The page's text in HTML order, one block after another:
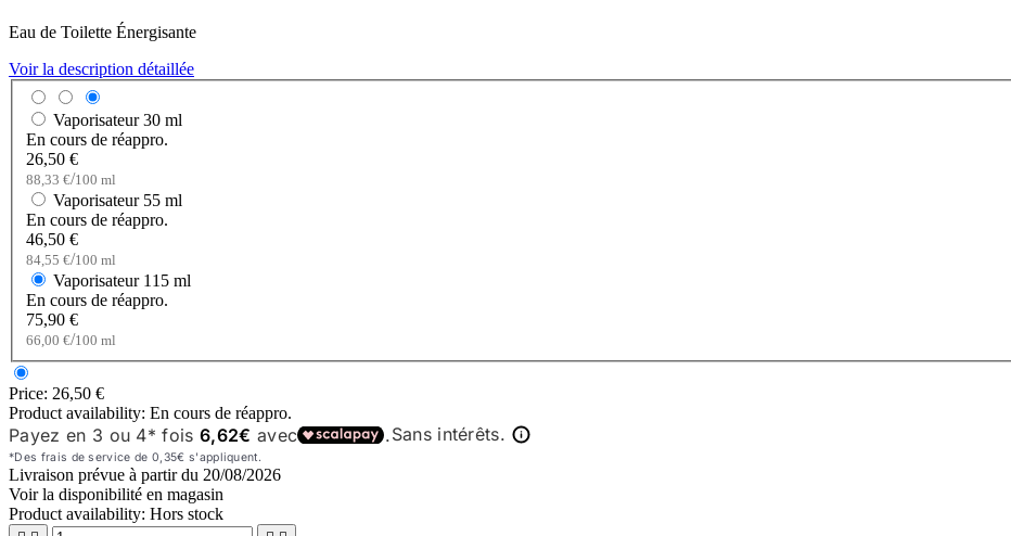
Eau de Toilette Énergisante
Voir la description détaillée
Vaporisateur 30 ml
En cours de réappro.
26,50 €
88,33 €/100 ml
Vaporisateur 55 ml
En cours de réappro.
46,50 €
84,55 €/100 ml
Vaporisateur 115 ml
En cours de réappro.
75,90 €
66,00 €/100 ml
Price: 26,50 €
Product availability: En cours de réappro.
Livraison prévue à partir du 20/08/2026
Voir la disponibilité en magasin
Product availability: Hors stock